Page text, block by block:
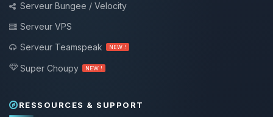
Serveur Bungee / Velocity
Serveur VPS
Serveur Teamspeak
NEW !
Super Choupy NEW !
RESSOURCES & SUPPORT